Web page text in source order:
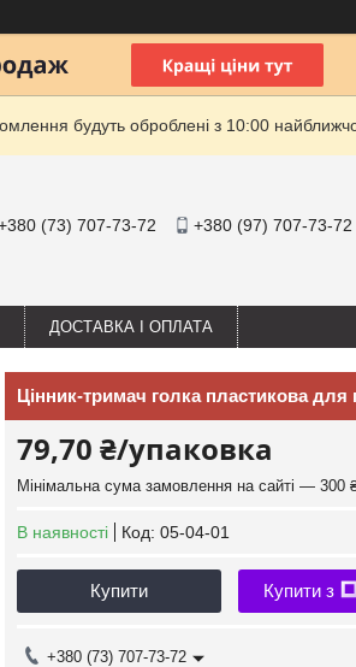
будуть оброблені з 10:00
(73) 707-73-72 +380 (97) 707-73-72
ДОСТАВКА І ОПЛАТА
Цінник-тримач голка пластикова для
79,70 ₴/упаковка
Мінімальна сума замовлення на сайті — 300
В наявності Код: 05-04-01
Купити Купити з
+380 (73) 707-73-72